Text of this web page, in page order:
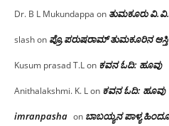
Dr. B L Mukundappa on ತುಮಕೂರು‌
slashon ಪ್ರೊ.ಪರುಷರಾಮ್ ತುಮಕೂರಿನ ಆಸ್ತಿ
Kusum prasad T.Lon ಕವನ ಓದಿ: ಹೂವು
Anithalakshmi. K. Lon ಕವನ ಓದಿ: ಹೂವು
imranpasha on ಬಾಬಯ್ಯನ ಪಾಳ್ಯ